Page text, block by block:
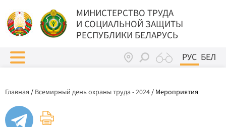
МИНИСТЕРСТВО ТРУДА
И СОЦИАЛЬНОЙ ЗАЩИТЫ
РЕСПУБЛИКИ БЕЛАРУСЬ
РУС БЕЛ
Главная / Всемирный день охраны труда - 2024 / Мероприятия